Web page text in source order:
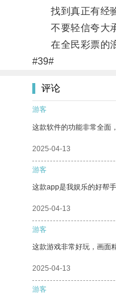
找到真正有经验
不要轻信夸大承
在全民彩票的浪
#39#
评论
游客
这款软件的功能非常全面
2025-04-13
游客
这款app是我娱乐的好帮
2025-04-13
游客
这款游戏非常好玩，画面
2025-04-13
游客